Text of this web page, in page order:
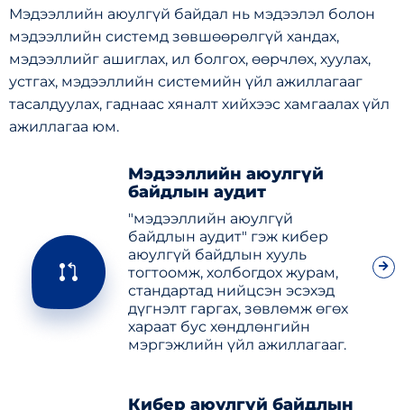
Мэдээллийн аюулгүй байдал нь мэдээлэл болон
мэдээллийн системд зөвшөөрөлгүй хандах,
мэдээллийг ашиглах, ил болгох, өөрчлөх, хуулах,
устгах, мэдээллийн системийн үйл ажиллагааг
тасалдуулах, гаднаас хяналт хийхээс хамгаалах үйл
ажиллагаа юм.
Мэдээллийн аюулгүй
байдлын аудит
"мэдээллийн аюулгүй
байдлын аудит" гэж кибер
аюулгүй байдлын хууль
тогтоомж, холбогдох журам,
стандартад нийцсэн эсэхэд
дүгнэлт гаргах, зөвлөмж өгөх
хараат бус хөндлөнгийн
мэргэжлийн үйл ажиллагааг.
Кибер аюулгүй байдлын